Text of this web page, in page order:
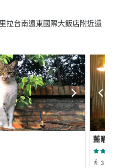
拉台南遠東國際大飯店附近還
藍晒
33